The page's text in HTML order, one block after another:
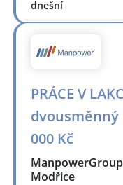
dnešní
PRÁCE V
dvousměnný
000 Kč
Modřice